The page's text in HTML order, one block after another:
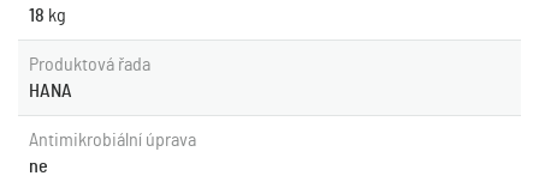
18 kg
Produktová řada
HANA
Antimikrobiální úprava
ne